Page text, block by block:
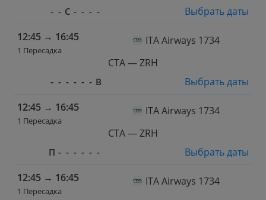
- - С - - - -
Выбрать даты
12:45 → 16:45
1 Пересадка
ITA Airways 1734
CTA — ZRH
- - - - - - В
Выбрать даты
12:45 → 16:45
1 Пересадка
ITA Airways 1734
CTA — ZRH
П - - - - - -
Выбрать даты
12:45 → 16:45
1 Пересадка
ITA Airways 1734